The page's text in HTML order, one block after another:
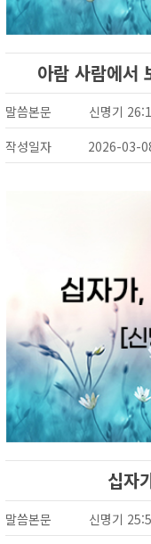
아람 사람에서
말씀본문
신명기
작성일자
2026-03-
십자
말씀본문
신명기